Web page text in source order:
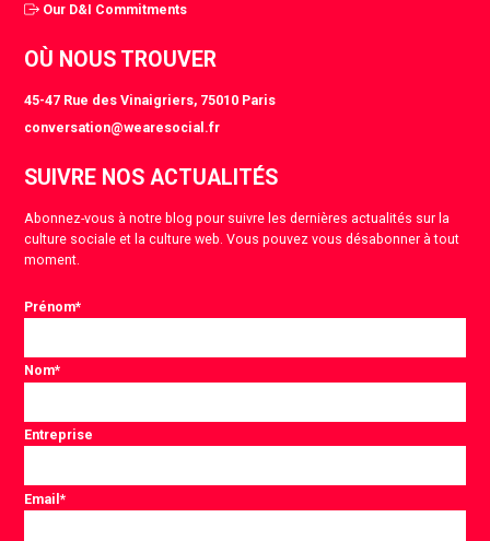
Our D&I Commitments
OÙ NOUS TROUVER
45-47 Rue des Vinaigriers, 75010 Paris
conversation@wearesocial.fr
SUIVRE NOS ACTUALITÉS
Abonnez-vous à notre blog pour suivre les dernières actualités sur la
culture sociale et la culture web. Vous pouvez vous désabonner à tout
moment.
Prénom*
Nom*
Entreprise
Email*